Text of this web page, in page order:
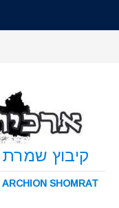
קיבוץ שמרת KIBBUTZ SHOMRAT